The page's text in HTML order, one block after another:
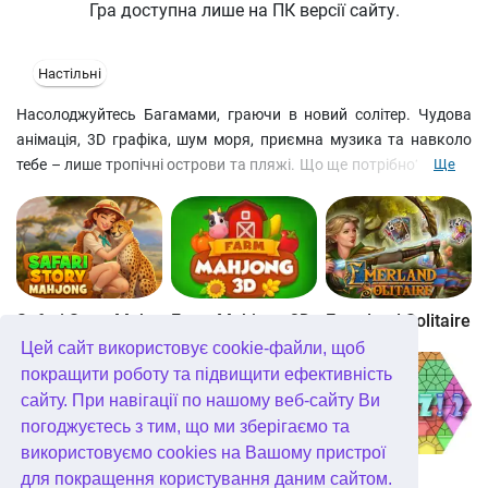
Цей сайт використовує cookie-файли, щоб
покращити роботу та підвищити ефективність
сайту. При навігації по нашому веб-сайту Ви
погоджуєтесь з тим, що ми зберігаємо та
використовуємо cookies на Вашому пристрої
для покращення користування даним сайтом.
Гра доступна лише на ПК версії сайту.
Настільні
Насолоджуйтесь Багамами, граючи в новий солітер. Чудова
анімація, 3D графіка, шум моря, приємна музика та навколо
тебе – лише тропічні острови та пляжі. Що ще потрібно? Звісно
випробування для всіх любителів пасьянсів. Вам знадобиться
Flash 8 plug-in від Macromedia, щоб грати.
Ще
Farm Mahjong 3D Emerland Solitaire
Well Mahjong Wonders of Egypt Mahjong Glassez 2